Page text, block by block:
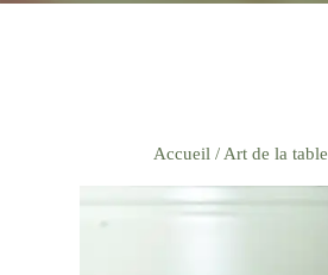
Accueil / Art de la table